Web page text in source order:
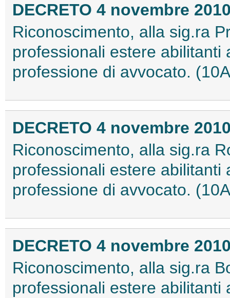
DECRETO 4 novembre
Riconoscimento, alla sig.ra
professionali estere abilitanti
professione di avvocato.
DECRETO 4 novembre
Riconoscimento, alla sig.ra
professionali estere abilitanti
professione di avvocato.
DECRETO 4 novembre
Riconoscimento, alla sig.ra
professionali estere abilitanti